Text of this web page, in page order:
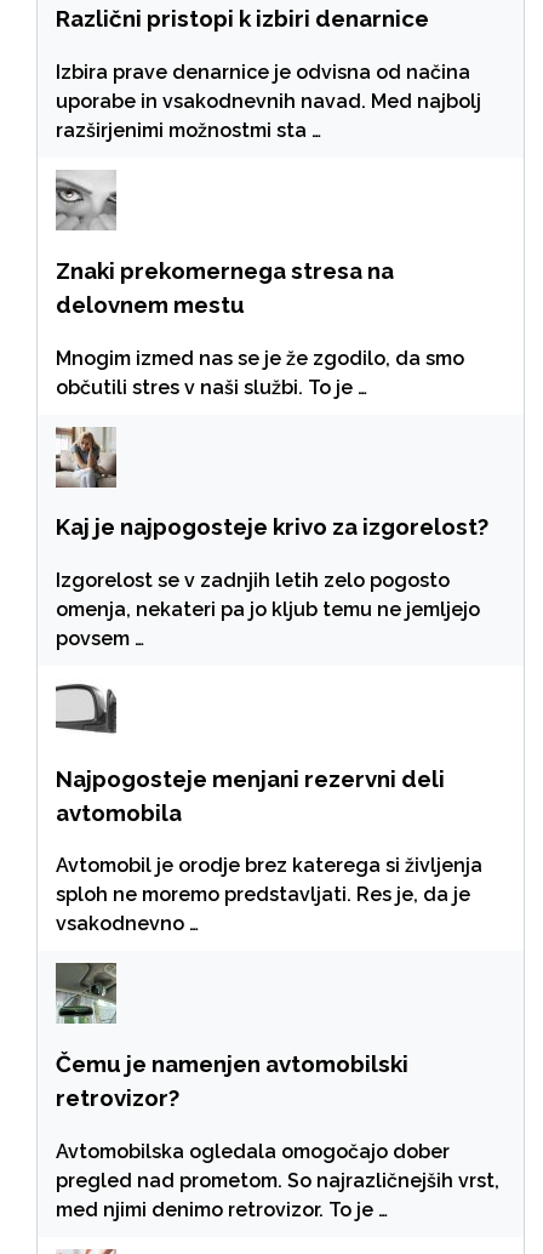
Različni pristopi k izbiri denarnice
Izbira prave denarnice je odvisna od načina
uporabe in vsakodnevnih navad. Med najbolj
razširjenimi možnostmi sta …
Znaki prekomernega stresa na
delovnem mestu
Mnogim izmed nas se je že zgodilo, da smo
občutili stres v naši službi. To je …
Kaj je najpogosteje krivo za izgorelost?
Izgorelost se v zadnjih letih zelo pogosto
omenja, nekateri pa jo kljub temu ne jemljejo
povsem …
Najpogosteje menjani rezervni deli
avtomobila
Avtomobil je orodje brez katerega si življenja
sploh ne moremo predstavljati. Res je, da je
vsakodnevno …
Čemu je namenjen avtomobilski
retrovizor?
Avtomobilska ogledala omogočajo dober
pregled nad prometom. So najrazličnejših vrst,
med njimi denimo retrovizor. To je …